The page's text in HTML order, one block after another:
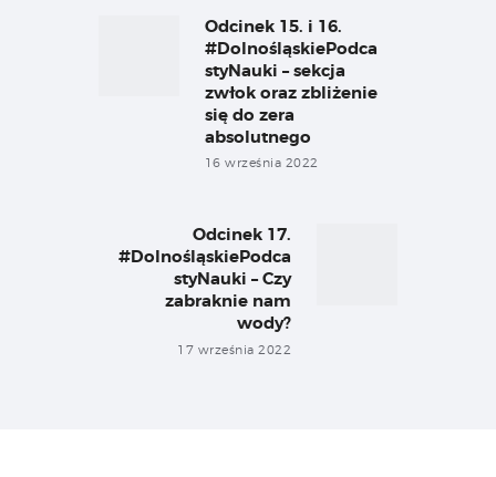
Previous
post:
Odcinek 15. i 16.
#DolnośląskiePodca
styNauki – sekcja
zwłok oraz zbliżenie
się do zera
absolutnego
16 września 2022
Odcinek 17.
#DolnośląskiePodca
styNauki – Czy
zabraknie nam
wody?
17 września 2022